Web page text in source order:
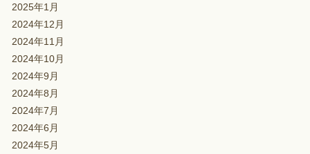
2025年1月
2024年12月
2024年11月
2024年10月
2024年9月
2024年8月
2024年7月
2024年6月
2024年5月